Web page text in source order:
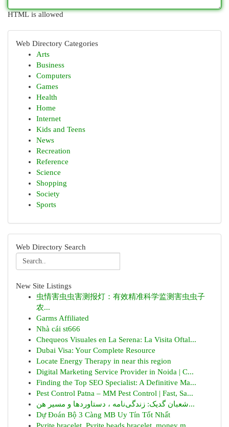
HTML is allowed
Web Directory Categories
Arts
Business
Computers
Games
Health
Home
Internet
Kids and Teens
News
Recreation
Reference
Science
Shopping
Society
Sports
Web Directory Search
New Site Listings
虫情害虫虫害测报灯：有效精准科学监测害虫虫子
农...
Garms Affiliated
Nhà cái st666
Chequeos Visuales en La Serena: La Visita Oftal...
Dubai Visa: Your Complete Resource
Locate Energy Therapy in near this region
Digital Marketing Service Provider in Noida | C...
Finding the Top SEO Specialist: A Definitive Ma...
Pest Control Patna – MM Pest Control | Fast, Sa...
شعبان گدیک: زندگی‌نامه ، دستاوردها و مسیر هن...
Dự Đoán Bộ 3 Càng MB Uy Tín Tốt Nhất